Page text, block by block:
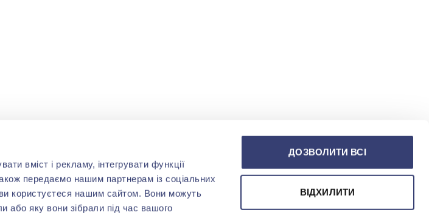
вміст і рекламу, інтегрувати функції
передаємо нашим партнерам із соціальних
користуєтеся нашим сайтом. Вони можуть
або яку вони зібрали під час вашого
ДОЗВОЛИТИ ВСІ
ВІДХИЛИТИ